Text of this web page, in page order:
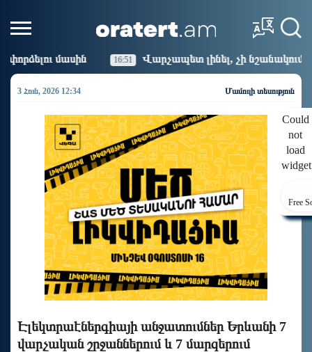
Վարչապետ լինել, չի նշանակում ինչ ուզել անել 16:14
3 Հուն, 2026 12:34 Մամուլի տեսություն
Could
not
load
Free
Էլեկտրաէներգիայի անջատումներ Երևանի 7
վարչական շրջաններում և 7 մարզերում